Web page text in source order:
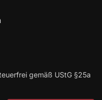
gemäß UStG §25a